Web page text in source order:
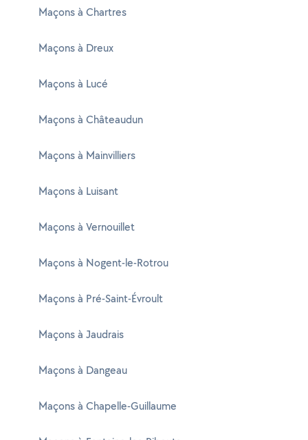
Maçons à Chartres
Maçons à Dreux
Maçons à Lucé
Maçons à Châteaudun
Maçons à Mainvilliers
Maçons à Luisant
Maçons à Vernouillet
Maçons à Nogent-le-Rotrou
Maçons à Pré-Saint-Évroult
Maçons à Jaudrais
Maçons à Dangeau
Maçons à Chapelle-Guillaume